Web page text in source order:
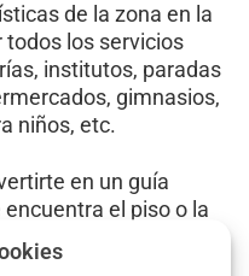
de la zona en la
todos los servicios
institutos, paradas
gimnasios,
niños, etc.
en un guía
el piso o la
la que estés